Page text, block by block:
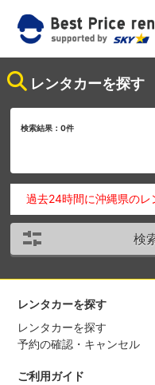
レンタカーを探す
検索結果：0件
過去24時間に沖縄県のレ
検
レンタカーを探す
レンタカーを探す
予約の確認・キャンセル
ご利用ガイド